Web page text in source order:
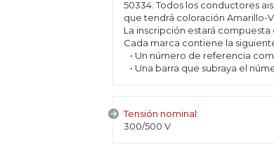
50334. Todos los conductores
que tendrá coloración Amarillo-
La inscripción estará
Cada marca contiene la
• Un número de referencia
• Una barra que subraya el
Tensión nominal:
300/500 V